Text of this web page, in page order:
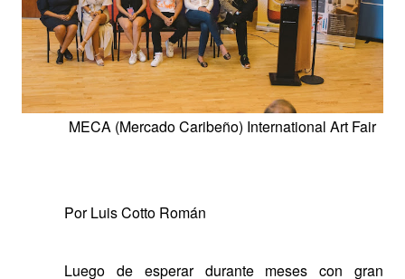
MECA (Mercado Caribeño) International Art Fair
Por Luis Cotto Román
Luego de esperar durante meses con gran